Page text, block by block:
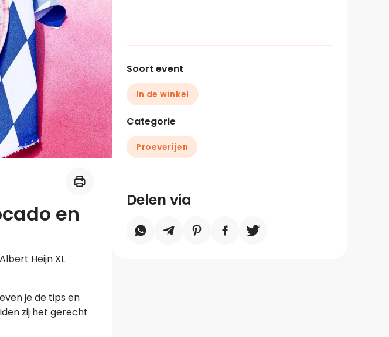
Midden-Oosters
Kooktips & blogs
Leer koken als een chef
Kooktips & blogs
en
Heijn XL
je de tips en
zij het gerecht
Soort event
In de winkel
Categorie
Proeverijen
Delen via